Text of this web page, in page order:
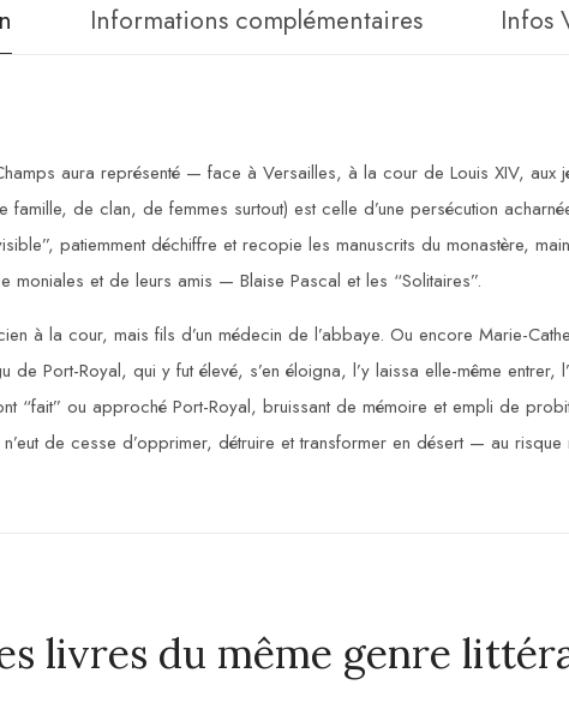
Informations complémentaires Infos
aura représenté — face à Versailles, à la cour de Louis XIV,
de clan, de femmes surtout) est celle d’une persécution
patiemment déchiffre et recopie les manuscrits du monastère,
moniales et de leurs amis — Blaise Pascal et les “Solitaires”.
à la cour, mais fils d’un médecin de l’abbaye. Ou encore Marie-
Port-Royal, qui y fut élevé, s’en éloigna, l’y laissa elle-même
“fait” ou approché Port-Royal, bruissant de mémoire et empli de
de cesse d’opprimer, détruire et transformer en désert — au risque
livres du même genre